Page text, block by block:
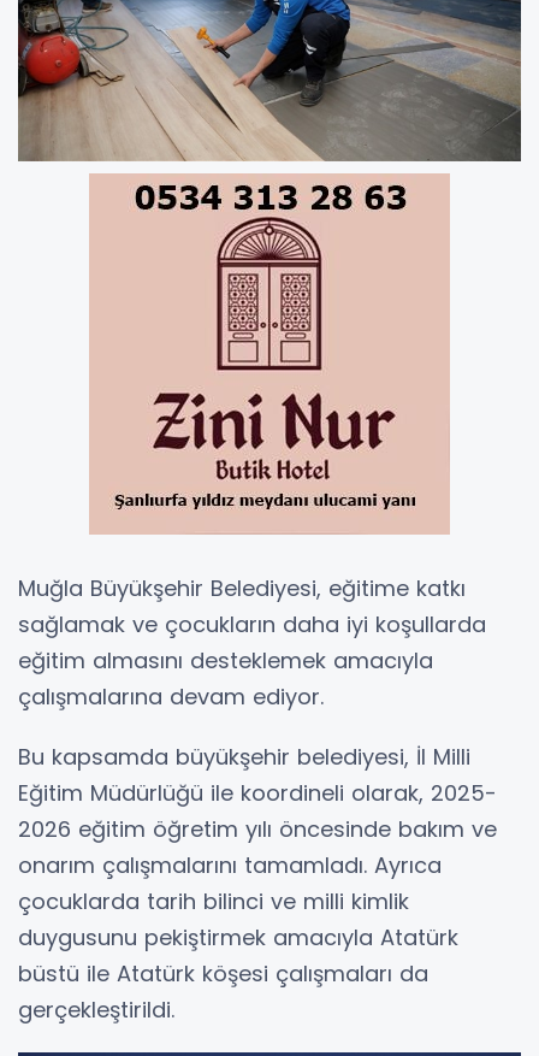
Muğla Büyükşehir Belediyesi, eğitime katkı
sağlamak ve çocukların daha iyi koşullarda
eğitim almasını desteklemek amacıyla
çalışmalarına devam ediyor.
Bu kapsamda büyükşehir belediyesi, İl Milli
Eğitim Müdürlüğü ile koordineli olarak, 2025-
2026 eğitim öğretim yılı öncesinde bakım ve
onarım çalışmalarını tamamladı. Ayrıca
çocuklarda tarih bilinci ve milli kimlik
duygusunu pekiştirmek amacıyla Atatürk
büstü ile Atatürk köşesi çalışmaları da
gerçekleştirildi.